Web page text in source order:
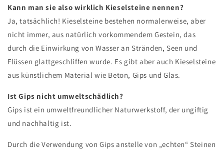
Kann man sie also wirklich Kieselsteine ​​nennen?
Ja, tatsächlich! Kieselsteine ​​bestehen normalerweise, aber
nicht immer, aus natürlich vorkommendem Gestein, das
durch die Einwirkung von Wasser an Stränden, Seen und
Flüssen glattgeschliffen wurde. Es gibt aber auch Kieselsteine
​​aus künstlichem Material wie Beton, Gips und Glas.
Ist Gips nicht umweltschädlich?
Gips ist ein umweltfreundlicher Naturwerkstoff, der ungiftig
und nachhaltig ist.
Durch die Verwendung von Gips anstelle von „echten“ Steinen